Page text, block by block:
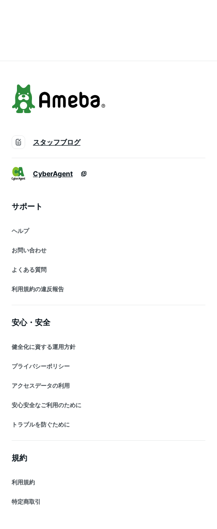
スタッフブログ
CyberAgent
サポート
ヘルプ
お問い合わせ
よくある質問
利用規約の違反報告
安心・安全
健全化に資する運用方針
プライバシーポリシー
アクセスデータの利用
安心安全なご利用のために
トラブルを防ぐために
規約
利用規約
特定商取引